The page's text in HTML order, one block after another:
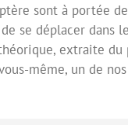
sont à portée
se déplacer dans
extraite
même, un de